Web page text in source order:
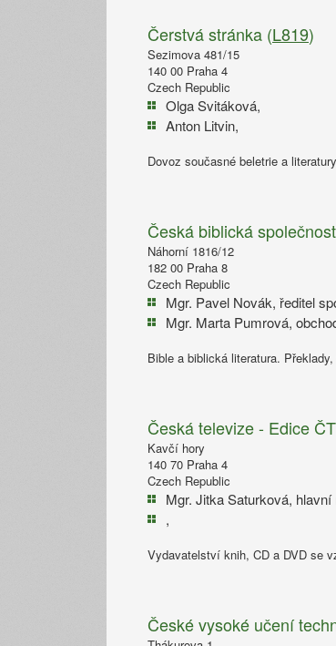
Čerstvá stránka (L819)
Sezimova 481/15
140 00 Praha 4
Czech Republic
Olga Svitáková,
Anton Litvin,
Dovoz současné beletrie a
Česká biblická
Náhorní 1816/12
182 00 Praha 8
Czech Republic
Mgr. Pavel Novák, ředitel
Mgr. Marta Pumrová,
Bible a biblická literatura.
Česká televize - Edice
Kavčí hory
140 70 Praha 4
Czech Republic
Mgr. Jitka Saturková,
,
Vydavatelství knih, CD a DVD se
České vysoké učení